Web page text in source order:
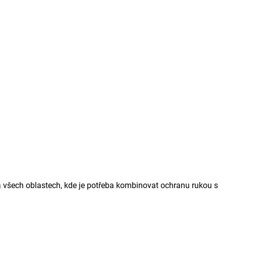
oblastech, kde je potřeba kombinovat ochranu rukou s